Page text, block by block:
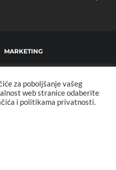
MARKETING
O NAMA
Sva prava zadržana. Developed by:
za poboljšanje vašeg
web stranice odaberite
i politikama privatnosti.